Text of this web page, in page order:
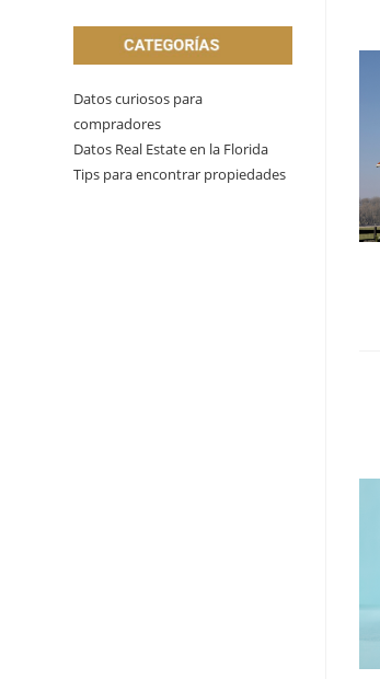
Datos curiosos para
compradores
Datos Real Estate en la Florida
Tips para encontrar propiedades